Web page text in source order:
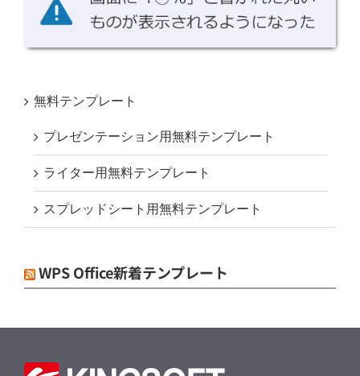
無料テンプレート
プレゼンテーション用無料テンプレート
ライター用無料テンプレート
スプレッドシート用無料テンプレート
WPS Office新着テンプレート